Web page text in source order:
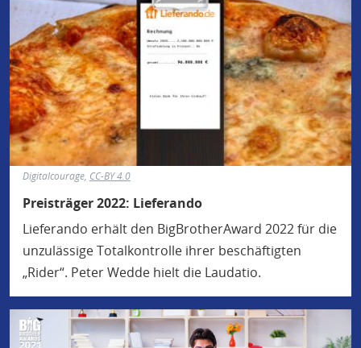
Preisträger 2022: Lieferando
Digitalcourage, CC-BY 4.0
Lieferando erhält den BigBrotherAward 2022 für die
unzulässige Totalkontrolle ihrer beschäftigten
„Rider“. Peter Wedde hielt die Laudatio.